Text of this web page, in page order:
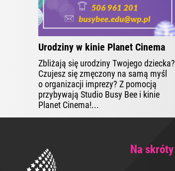
Urodziny w kinie Planet Cinema
Zbliżają się urodziny Twojego dziecka?
Czujesz się zmęczony na samą myśl
o organizacji imprezy? Z pomocją
przybywają Studio Busy Bee i kinie
Planet Cinema!...
Na skróty